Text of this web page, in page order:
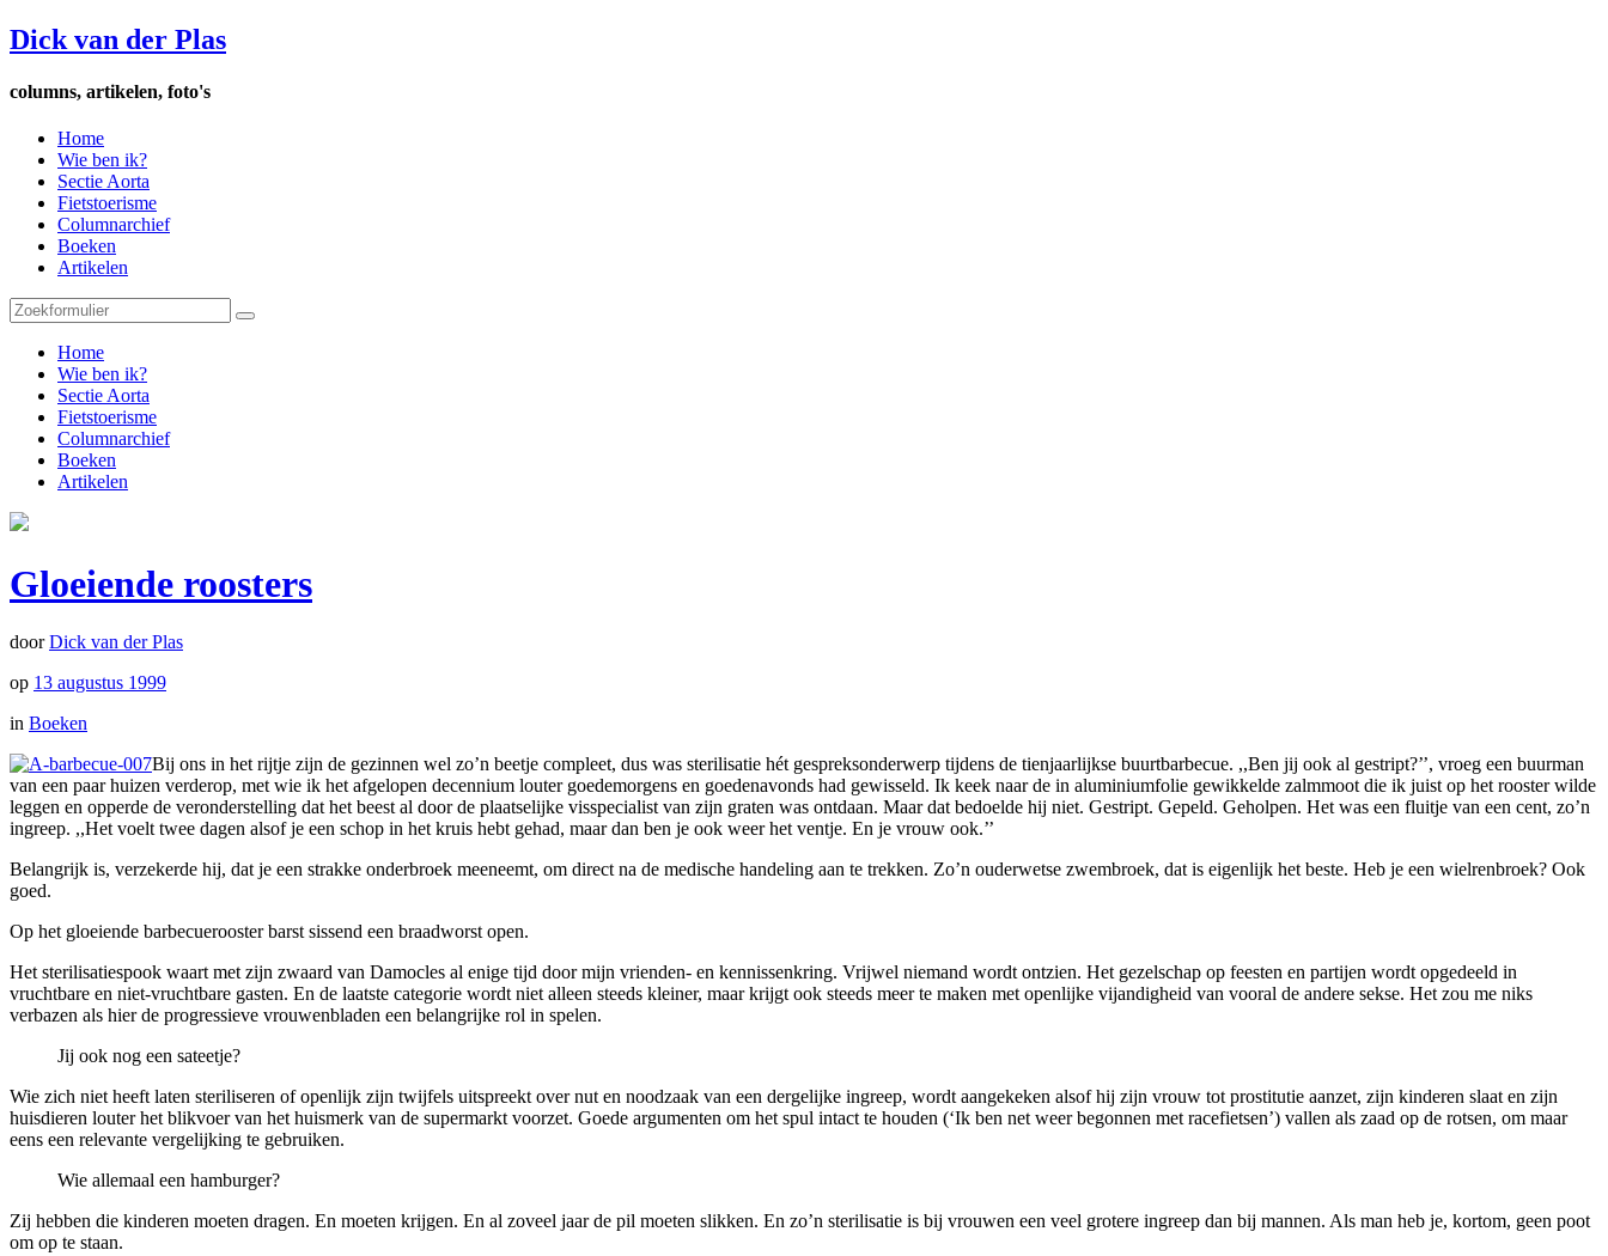
Dick van der Plas
columns, artikelen, foto's
Home
Wie ben ik?
Sectie Aorta
Fietstoerisme
Columnarchief
Boeken
Artikelen
Home
Wie ben ik?
Sectie Aorta
Fietstoerisme
Columnarchief
Boeken
Artikelen
Gloeiende roosters
doorDick van der Plas
op 13 augustus 1999
in Boeken
Bij ons in het rijtje zijn de gezinnen wel zo’n beetje compleet, dus was sterilisatie hét gespreksonderwerp tijdens de tienjaarlijkse buurtbarbecue. ,,Ben jij ook al gestript?’’, vroeg een buurman
van een paar huizen verderop, met wie ik het afgelopen decennium louter goedemorgens en goedenavonds had gewisseld. Ik keek naar de in aluminiumfolie gewikkelde zalmmoot die ik juist op het rooster wilde
leggen en opperde de veronderstelling dat het beest al door de plaatselijke visspecialist van zijn graten was ontdaan. Maar dat bedoelde hij niet. Gestript. Gepeld. Geholpen. Het was een fluitje van een cent, zo’n
ingreep. ,,Het voelt twee dagen alsof je een schop in het kruis hebt gehad, maar dan ben je ook weer het ventje. En je vrouw ook.’’
Belangrijk is, verzekerde hij, dat je een strakke onderbroek meeneemt, om direct na de medische handeling aan te trekken. Zo’n ouderwetse zwembroek, dat is eigenlijk het beste. Heb je een wielrenbroek? Ook
goed.
Op het gloeiende barbecuerooster barst sissend een braadworst open.
Het sterilisatiespook waart met zijn zwaard van Damocles al enige tijd door mijn vrienden- en kennissenkring. Vrijwel niemand wordt ontzien. Het gezelschap op feesten en partijen wordt opgedeeld in
vruchtbare en niet-vruchtbare gasten. En de laatste categorie wordt niet alleen steeds kleiner, maar krijgt ook steeds meer te maken met openlijke vijandigheid van vooral de andere sekse. Het zou me niks
verbazen als hier de progressieve vrouwenbladen een belangrijke rol in spelen.
Jij ook nog een sateetje?
Wie zich niet heeft laten steriliseren of openlijk zijn twijfels uitspreekt over nut en noodzaak van een dergelijke ingreep, wordt aangekeken alsof hij zijn vrouw tot prostitutie aanzet, zijn kinderen slaat en zijn
huisdieren louter het blikvoer van het huismerk van de supermarkt voorzet. Goede argumenten om het spul intact te houden (‘Ik ben net weer begonnen met racefietsen’) vallen als zaad op de rotsen, om maar
eens een relevante vergelijking te gebruiken.
Wie allemaal een hamburger?
Zij hebben die kinderen moeten dragen. En moeten krijgen. En al zoveel jaar de pil moeten slikken. En zo’n sterilisatie is bij vrouwen een veel grotere ingreep dan bij mannen. Als man heb je, kortom, geen poot
om op te staan.